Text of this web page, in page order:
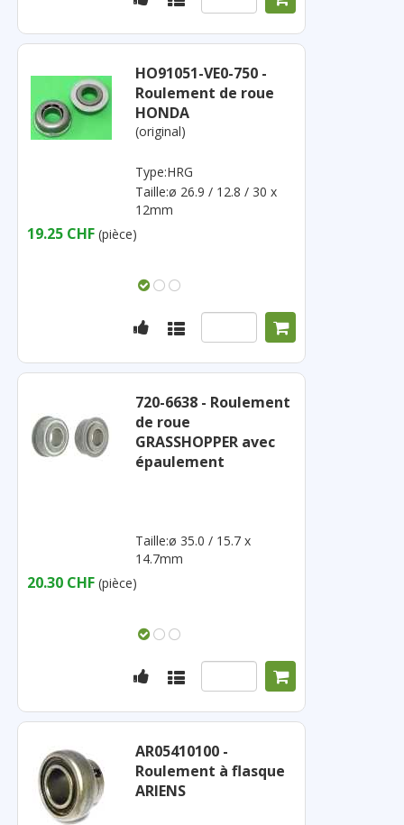
HO91051-VE0-750 -
Roulement de roue
HONDA
(original)
Type:HRG
Taille:ø 26.9 / 12.8 / 30 x
12mm
19.25 CHF (pièce)
720-6638 - Roulement
de roue
GRASSHOPPER avec
épaulement
Taille:ø 35.0 / 15.7 x
14.7mm
20.30 CHF (pièce)
AR05410100 -
Roulement à flasque
ARIENS